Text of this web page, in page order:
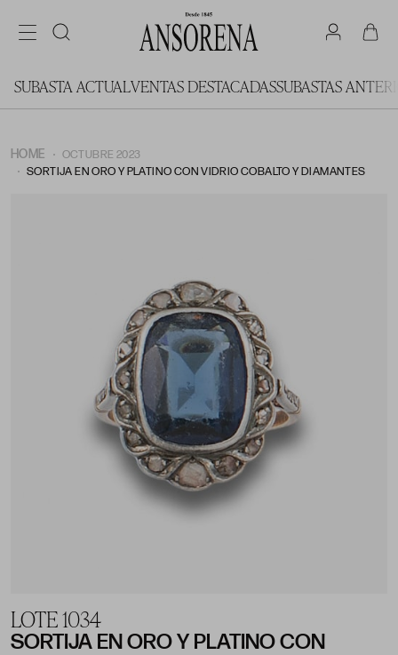
SUBASTA ACTUALVENTAS DESTACADASSUBASTAS
HOME
OCTUBRE 2023
SORTIJA EN ORO Y PLATINO CON VIDRIO COBALTO Y DIAMANTES
LOTE 1034
SORTIJA EN ORO Y PLATINO CON